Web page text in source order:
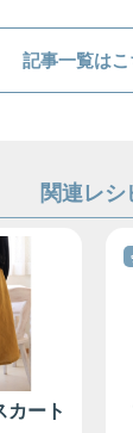
記事一覧はこ
関連レシ
カート